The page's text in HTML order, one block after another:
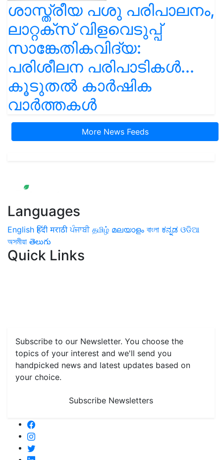
ശാസ്ത്രീയ പശു പരിപാലനം,
ലാറ്റക്സ് വിളവെടുപ്പ്
സാങ്കേതികവിദ്യ:
പരിശീലന പരിപാടികൾ...
കൂടുതൽ കാർഷിക
വാർത്തകൾ
More News Feeds
Languages
English हिंदी मराठी ਪੰਜਾਬੀ தமிழ் മലയാളം বাংলা ಕನ್ನಡ ଓଡିଆ
অসমীয়া తెలుగు
Quick Links
Subscribe to our Newsletter. You choose the
topics of your interest and we'll send you
handpicked news and latest updates based on
your choice.
Subscribe Newsletters